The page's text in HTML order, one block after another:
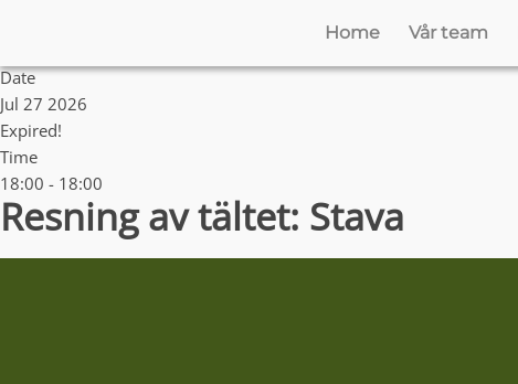
Home Vår team
Date
Jul 27 2026
Expired!
Time
18:00 - 18:00
Resning av tältet: Stava